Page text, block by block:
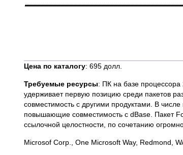
Цена по каталогу: 695 долл.
Требуемые ресурсы: ПК на базе
удерживает первую позицию среди пакетов
совместимость с другими продуктами. В
повышающие совместимость с dBase. Пакет
ссылочной целостности, по сочетанию
Microsof Corp., One Microsoft Way, Redmond,